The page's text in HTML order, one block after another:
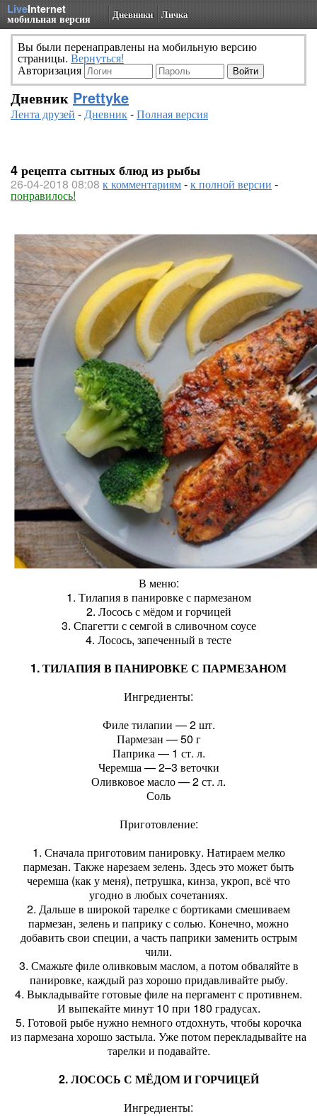
LiveInternet
мобильная версия Дневники Личка
Вы были перенаправлены на мобильную версию
страницы. Вернуться!
Авторизация
Дневник Prettyke
Лента друзей -Дневник-Полная версия
4 рецепта сытных блюд из рыбы
26-04-2018 08:08 к комментариям-к полной версии -
понравилось!
В меню:
1. Тилапия в панировке с пармезаном
2. Лосось с мёдом и горчицей
3. Спагетти с семгой в сливочном соусе
4. Лосось, запеченный в тесте
1. ТИЛАПИЯ В ПАНИРОВКЕ С ПАРМЕЗАНОМ
Ингредиенты:
Филе тилапии — 2 шт.
Пармезан — 50 г
Паприка — 1 ст. л.
Черемша — 2–3 веточки
Оливковое масло — 2 ст. л.
Соль
Приготовление:
1. Сначала приготовим панировку. Натираем мелко
пармезан. Также нарезаем зелень. Здесь это может быть
черемша (как у меня), петрушка, кинза, укроп, всё что
угодно в любых сочетаниях.
2. Дальше в широкой тарелке с бортиками смешиваем
пармезан, зелень и паприку с солью. Конечно, можно
добавить свои специи, а часть паприки заменить острым
чили.
3. Смажьте филе оливковым маслом, а потом обваляйте в
панировке, каждый раз хорошо придавливайте рыбу.
4. Выкладывайте готовые филе на пергамент с противнем.
И выпекайте минут 10 при 180 градусах.
5. Готовой рыбе нужно немного отдохнуть, чтобы корочка
из пармезана хорошо застыла. Уже потом перекладывайте на
тарелки и подавайте.
2. ЛОСОСЬ С МЁДОМ И ГОРЧИЦЕЙ
Ингредиенты: